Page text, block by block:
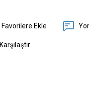
Karşılaştır